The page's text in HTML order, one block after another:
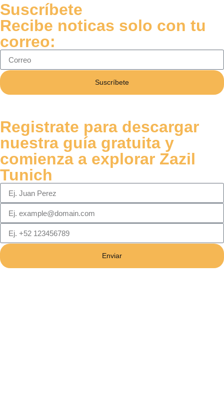
Suscríbete
Recibe noticas solo con tu
correo:
Suscríbete
Registrate para descargar
nuestra guía gratuita y
comienza a explorar Zazil
Tunich
Enviar